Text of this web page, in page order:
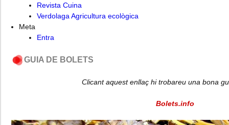
Revista Cuina
Verdolaga Agricultura ecològica
Meta
Entra
GUIA DE BOLETS
Clicant aquest enllaç hi trobareu una bona
Bolets.info